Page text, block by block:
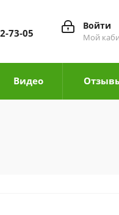
Войти
73-05
Видео